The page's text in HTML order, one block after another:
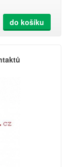
do košíku